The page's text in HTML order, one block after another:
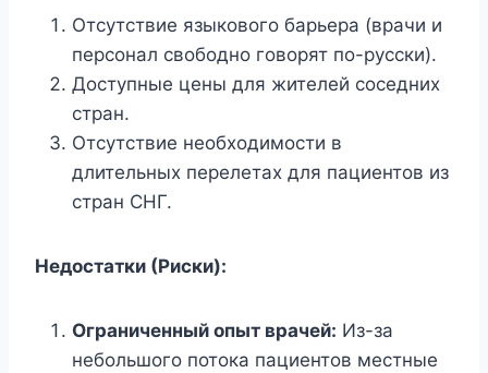
Отсутствие языкового барьера (врачи и
персонал свободно говорят по-русски).
Доступные цены для жителей соседних
стран.
Отсутствие необходимости в
длительных перелетах для пациентов из
стран СНГ.
Недостатки (Риски):
Ограниченный опыт врачей: Из-за
небольшого потока пациентов местные